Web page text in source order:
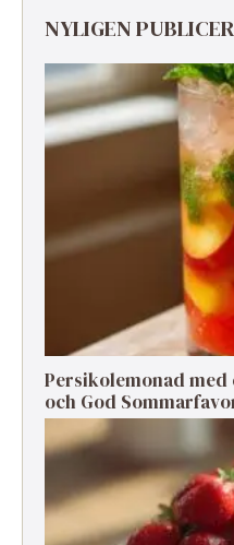
NYLIGEN
Persikolemonad med
och God